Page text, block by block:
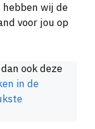
wij de
voor jou op
ook deze
in de